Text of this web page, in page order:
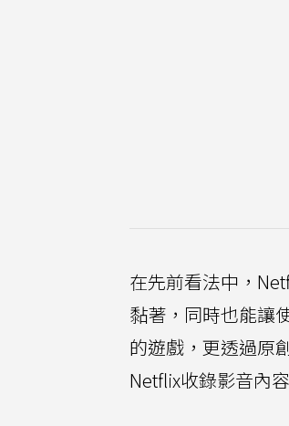
在先前看法中，
黏著，同時也能讓
的遊戲，更透過原
Netflix收錄影音內